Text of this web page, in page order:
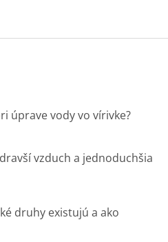
úprave vody vo vírivke?
vzduch a jednoduchšia
druhy existujú a ako